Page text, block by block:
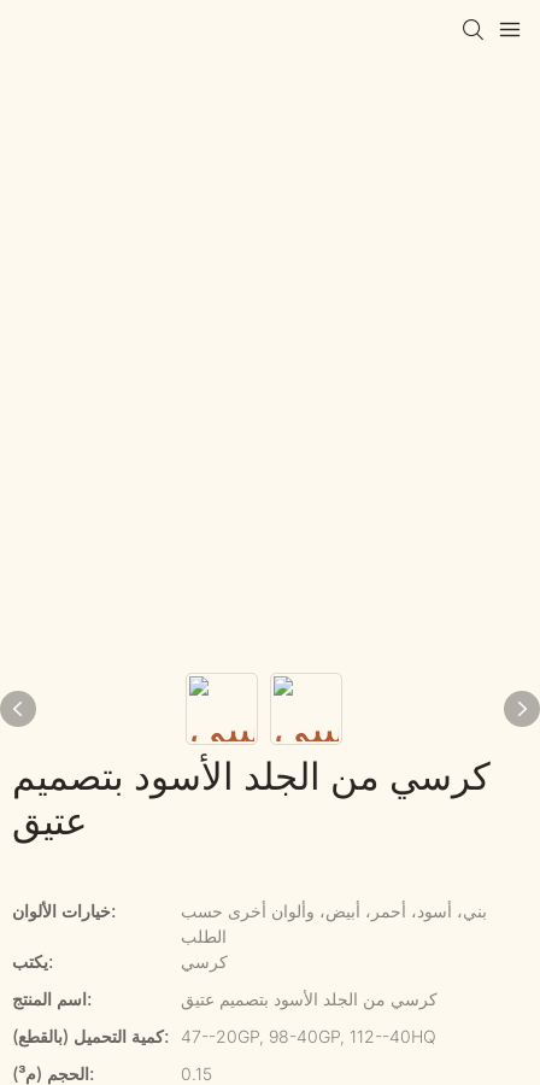
كرسي من الجلد الأسود بتصميم
عتيق
خيارات الألوان:
بني، أسود، أحمر، أبيض، وألوان أخرى حسب
الطلب
يكتب:
كرسي
اسم المنتج:
كرسي من الجلد الأسود بتصميم عتيق
كمية التحميل (بالقطع):
47--20GP, 98-40GP, 112--40HQ
الحجم (م³):
0.15